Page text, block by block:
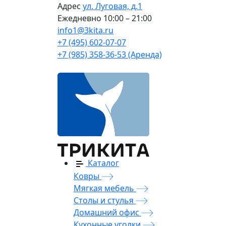
Адрес ул. Луговая, д.1
Ежедневно 10:00 – 21:00
info1@3kita.ru
+7 (495) 602-07-07
+7 (985) 358-36-53 (Аренда)
Каталог
Ковры
Мягкая мебель
Столы и стулья
Домашний офис